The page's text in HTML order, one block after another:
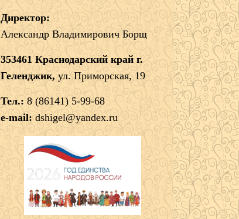
Директор:
Александр Владимирович Борщ
353461 Краснодарский край г.
Геленджик, ул. Приморская, 19
Тел.: 8 (86141) 5-99-68
e-mail: dshigel@yandex.ru